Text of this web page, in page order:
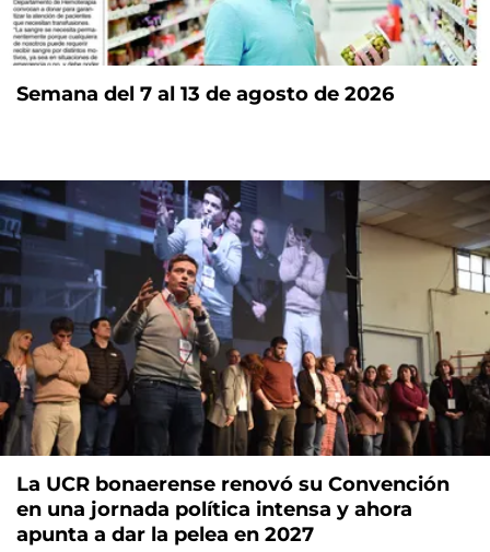
Semana del 7 al 13 de agosto de 2026
La UCR bonaerense renovó su Convención
en una jornada política intensa y ahora
apunta a dar la pelea en 2027